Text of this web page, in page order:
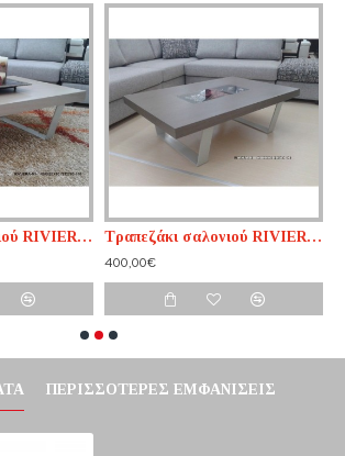
Τραπεζάκι σαλονιού RIVIERA n1 Τραπεζάκι σαλονιού RIVIERA n2
400,00€
ΠΕΡΙΣΣΌΤΕΡΕΣ ΕΜΦΑΝΊΣΕΙΣ